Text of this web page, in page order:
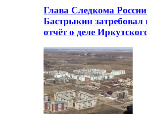
Глава Следкома
Бастрыкин
отчёт о деле